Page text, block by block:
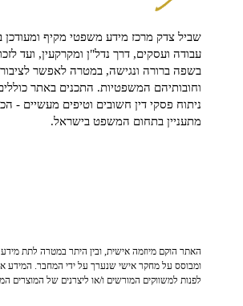
שביל צדק מרכז מידע משפטי מקיף ומעודכן
עבודה ועסקים, דרך נדל"ן ומקרקעין, ועד
בשפה ברורה ונגישה, במטרה לאפשר לציבור
וחובותיהם המשפטיות. התכנים באתר
ניתוח פסקי דין חשובים וטיפים מעשיים -
מתעניין בתחום המשפט בישראל.
האתר הוקם מיוזמה אישית, ובין היתר במטרה לתת
ומבוסס על מחקר אישי שנערך על ידי המחבר. המידע
לפנות למשווקים המורשים ו/או ליצרנים של המוצרים